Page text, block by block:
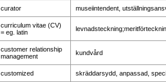
curator museiintendent,
curriculum vitae (CV)
= eg. latin
customer relationship
management
kundvård
customized skräddarsydd, anpassad,